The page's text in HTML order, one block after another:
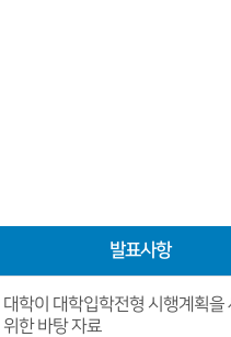
발표사항
대학이 대학입학전형 시행계획을
위한 바탕 자료